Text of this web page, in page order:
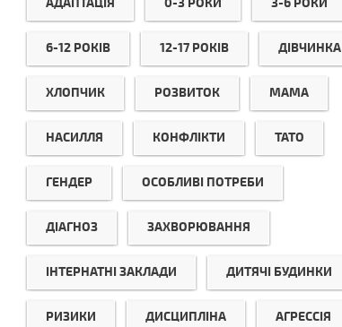
6-12 РОКІВ 12-17 РОКІВ ДІВЧИНКА
ХЛОПЧИК РОЗВИТОК МАМА
НАСИЛЛЯ КОНФЛІКТИ ТАТО
ГЕНДЕР ОСОБЛИВІ ПОТРЕБИ
ДІАГНОЗ ЗАХВОРЮВАННЯ
ІНТЕРНАТНІ ЗАКЛАДИ ДИТЯЧІ БУДИНКИ
РИЗИКИ ДИСЦИПЛІНА АГРЕССІЯ